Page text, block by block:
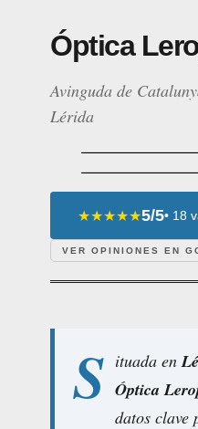
Óptica
Avinguda de
Lérida
★★★★★5/5• 18
VER OPINIONES EN
S ituada en
Óptica
datos clave